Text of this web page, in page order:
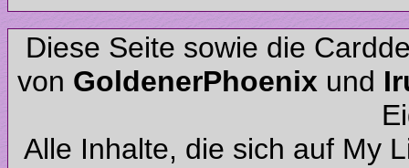
Diese Seite sowie die
von
und
Alle Inhalte, die sich auf My